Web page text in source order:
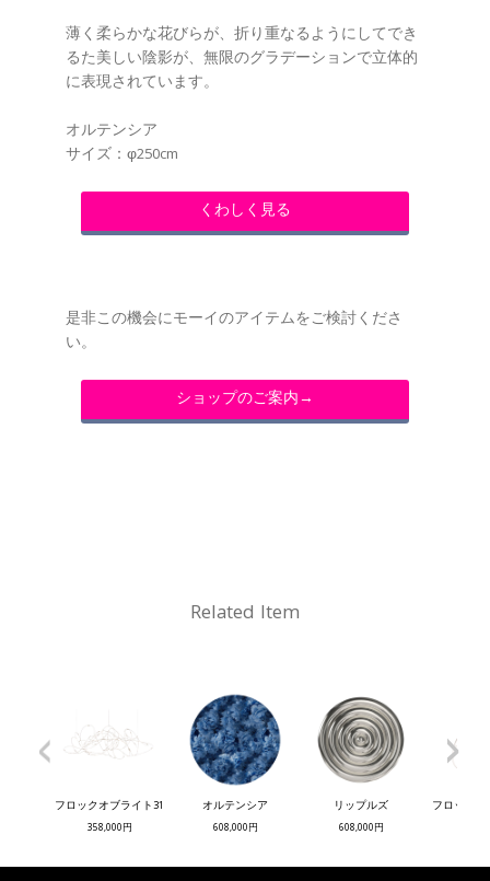
薄く柔らかな花びらが、折り重なるようにしてでき
るた美しい陰影が、無限のグラデーションで立体的
に表現されています。
オルテンシア
サイズ：φ250cm
くわしく見る
是非この機会にモーイのアイテムをご検討くださ
い。
ショップのご案内→
Related Item
フロックオブライト31
358,000円
オルテンシア
608,000円
リップルズ
608,000円
フロック
< >